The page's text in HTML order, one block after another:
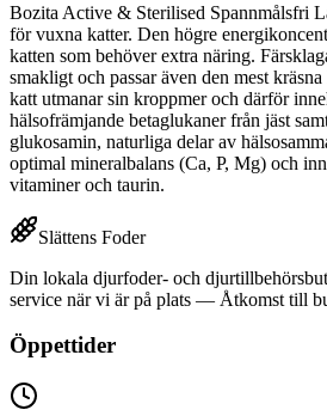
Bozita Active & Sterilised Spannmålsfri
för vuxna katter. Den högre
katten som behöver extra näring.
smakligt och passar även den mest
katt utmanar sin kroppmer och därför
hälsofrämjande betaglukaner från jäst
glukosamin, naturliga delar av
optimal mineralbalans (Ca, P, Mg) och
vitaminer och taurin.
Slättens Foder
Din lokala djurfoder- och
service när vi är på plats — Åtkomst till
Öppettider